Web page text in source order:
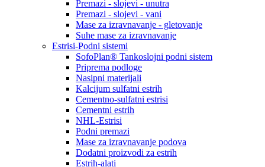
Premazi - slojevi - unutra
Premazi - slojevi - vani
Mase za izravnavanje - gletovanje
Suhe mase za izravnavanje
Estrisi-Podni sistemi
SofoPlan® Tankoslojni podni sistem
Priprema podloge
Nasipni materijali
Kalcijum sulfatni estrih
Cementno-sulfatni estrisi
Cementni estrih
NHL-Estrisi
Podni premazi
Mase za izravnavanje podova
Dodatni proizvodi za estrih
Estrih-alati